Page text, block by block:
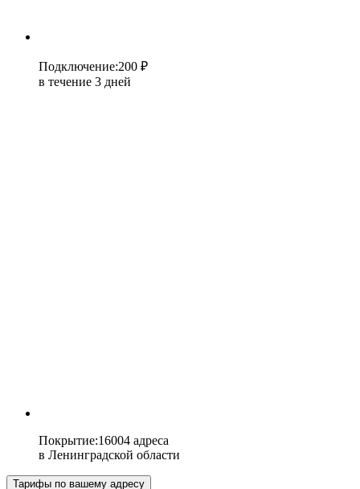
Подключение:200 ₽
в течение 3 дней
Покрытие:16004 адреса
в Ленинградской области
Тарифы по вашему адресу